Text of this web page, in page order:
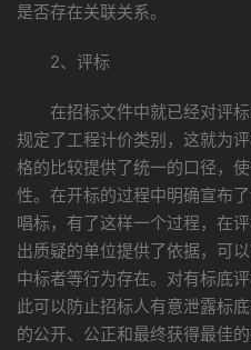
是否存在关联关系。
2、评标
在招标文件中就已经对评
规定了工程计价类别，这就为
格的比较提供了统一的口径，
性。在开标的过程中明确宣布
唱标，有了这样一个过程，在
出质疑的单位提供了依据，可
中标者等行为存在。对有标底
此可以防止招标人有意泄露标
的公开、公正和最终获得最佳